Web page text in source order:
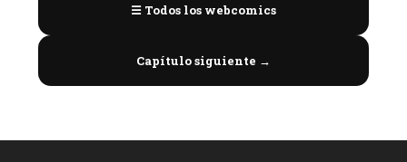
☰ Todos los webcomics
Capítulo siguiente →